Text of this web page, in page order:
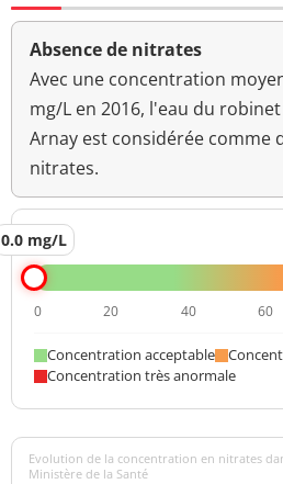
Absence de nitrates
Avec une concentration
mg/L en 2016, l'eau du
Arnay est considérée comme
nitrates.
0.0 mg/L
0 20 40 60
Concentration acceptable
Concentration très anormale
Evolution de la concentration en nitrates
Ministère de la Santé